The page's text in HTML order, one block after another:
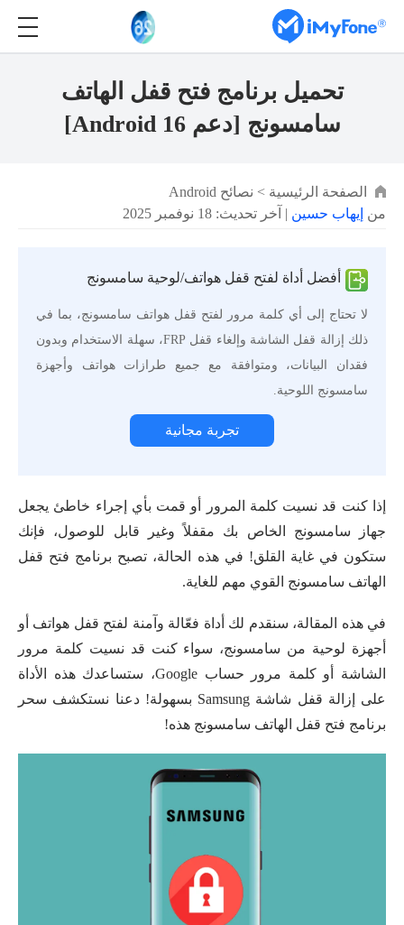
تحميل برنامج فتح قفل الهاتف
سامسونج [دعم Android 16]
الصفحة الرئيسية > نصائح Android
من إيهاب حسين | آخر تحديث: 18 نوفمبر 2025
أفضل أداة لفتح قفل هواتف/لوحية سامسونج
لا تحتاج إلى أي كلمة مرور لفتح قفل هواتف سامسونج، بما في
ذلك إزالة قفل الشاشة وإلغاء قفل FRP، سهلة الاستخدام وبدون
فقدان البيانات، ومتوافقة مع جميع طرازات هواتف وأجهزة
سامسونج اللوحية.
تجربة مجانية
إذا كنت قد نسيت كلمة المرور أو قمت بأي إجراء خاطئ يجعل
جهاز سامسونج الخاص بك مقفلاً وغير قابل للوصول، فإنك
ستكون في غاية القلق! في هذه الحالة، تصبح برنامج فتح قفل
الهاتف سامسونج القوي مهم للغاية.
في هذه المقالة، سنقدم لك أداة فعّالة وآمنة لفتح قفل هواتف أو
أجهزة لوحية من سامسونج، سواء كنت قد نسيت كلمة مرور
الشاشة أو كلمة مرور حساب Google، ستساعدك هذه الأداة
على إزالة قفل شاشة Samsung بسهولة! دعنا نستكشف سحر
برنامج فتح قفل الهاتف سامسونج هذه!